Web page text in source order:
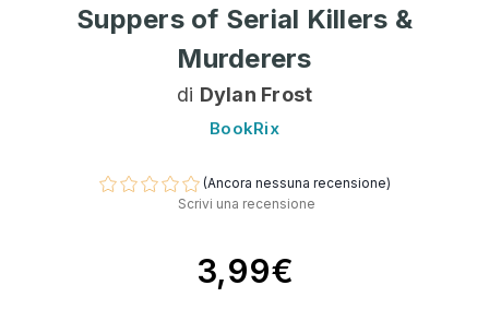
Suppers of Serial Killers &
Murderers
di Dylan Frost
BookRix
(Ancora nessuna recensione)
Scrivi una recensione
3,99€